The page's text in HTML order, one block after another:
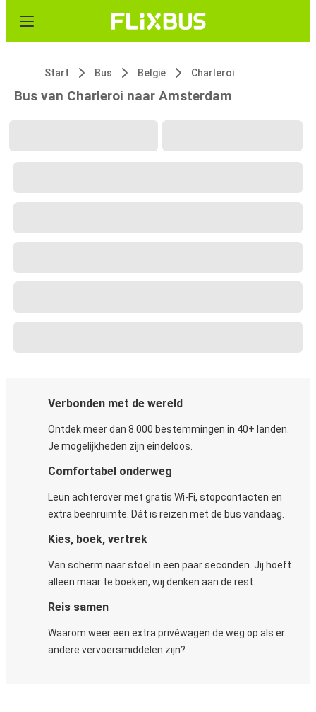
Start Bus België Charleroi
Bus van Charleroi naar Amsterdam
Verbonden met de wereld
Ontdek meer dan 8.000 bestemmingen in 40+ landen.
Je mogelijkheden zijn eindeloos.
Comfortabel onderweg
Leun achterover met gratis Wi-Fi, stopcontacten en
extra beenruimte. Dát is reizen met de bus vandaag.
Kies, boek, vertrek
Van scherm naar stoel in een paar seconden. Jij hoeft
alleen maar te boeken, wij denken aan de rest.
Reis samen
Waarom weer een extra privéwagen de weg op als er
andere vervoersmiddelen zijn?